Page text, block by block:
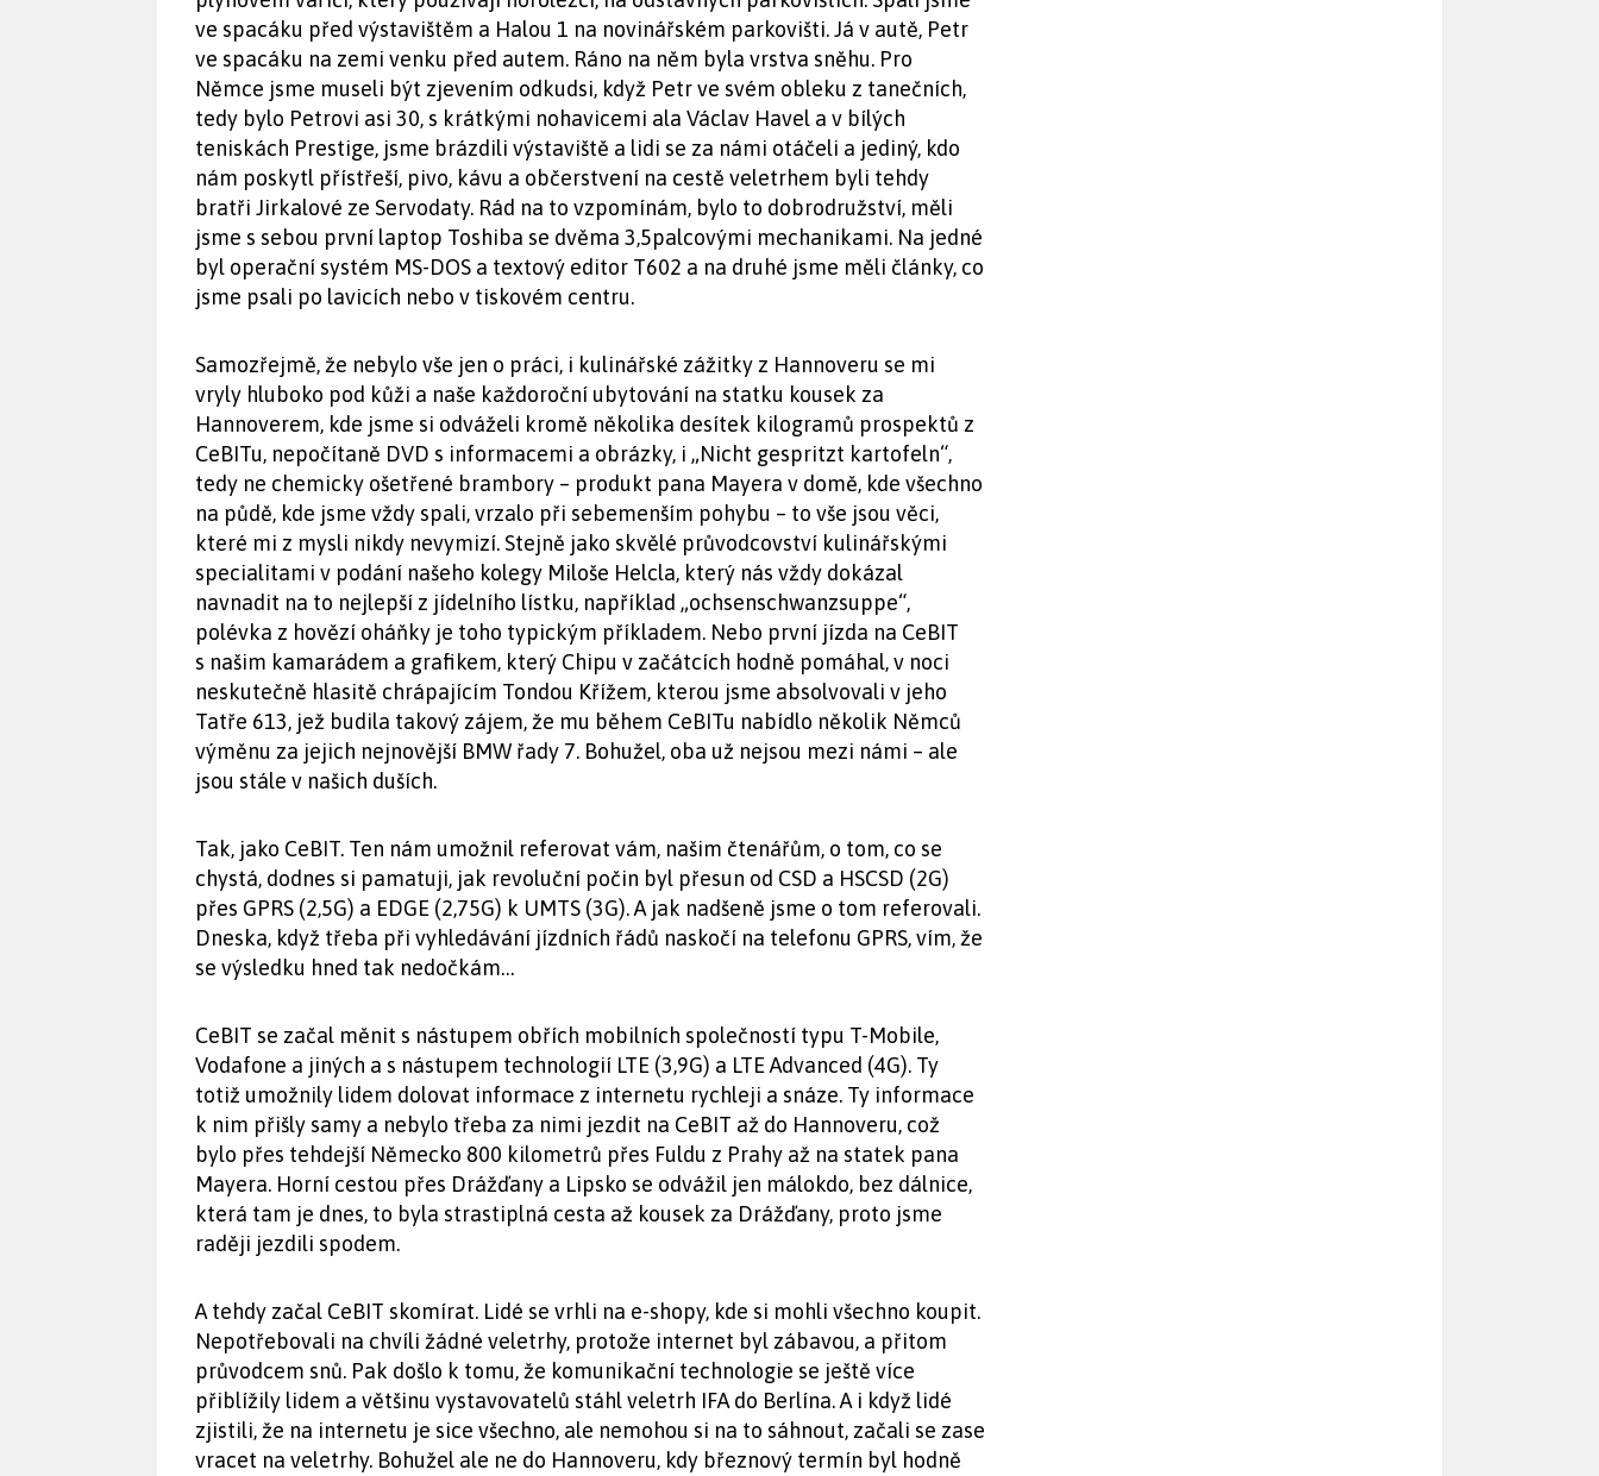
ve spacáku před výstavištěm a Halou 1 na novinářském parkovišti. Já v autě, Petr
ve spacáku na zemi venku před autem. Ráno na něm byla vrstva sněhu. Pro
Němce jsme museli být zjevením odkudsi, když Petr ve svém obleku z tanečních,
tedy bylo Petrovi asi 30, s krátkými nohavicemi ala Václav Havel a v bílých
teniskách Prestige, jsme brázdili výstaviště a lidi se za námi otáčeli a jediný, kdo
nám poskytl přístřeší, pivo, kávu a občerstvení na cestě veletrhem byli tehdy
bratři Jirkalové ze Servodaty. Rád na to vzpomínám, bylo to dobrodružství, měli
jsme s sebou první laptop Toshiba se dvěma 3,5palcovými mechanikami. Na jedné
byl operační systém MS-DOS a textový editor T602 a na druhé jsme měli články, co
jsme psali po lavicích nebo v tiskovém centru.
Samozřejmě, že nebylo vše jen o práci, i kulinářské zážitky z Hannoveru se mi
vryly hluboko pod kůži a naše každoroční ubytování na statku kousek za
Hannoverem, kde jsme si odváželi kromě několika desítek kilogramů prospektů z
CeBITu, nepočítaně DVD s informacemi a obrázky, i „Nicht gespritzt kartofeln“,
tedy ne chemicky ošetřené brambory – produkt pana Mayera v domě, kde všechno
na půdě, kde jsme vždy spali, vrzalo při sebemenším pohybu – to vše jsou věci,
které mi z mysli nikdy nevymizí. Stejně jako skvělé průvodcovství kulinářskými
specialitami v podání našeho kolegy Miloše Helcla, který nás vždy dokázal
navnadit na to nejlepší z jídelního lístku, například „ochsenschwanzsuppe“,
polévka z hovězí oháňky je toho typickým příkladem. Nebo první jízda na CeBIT
s našim kamarádem a grafikem, který Chipu v začátcích hodně pomáhal, v noci
neskutečně hlasitě chrápajícím Tondou Křížem, kterou jsme absolvovali v jeho
Tatře 613, jež budila takový zájem, že mu během CeBITu nabídlo několik Němců
výměnu za jejich nejnovější BMW řady 7. Bohužel, oba už nejsou mezi námi – ale
jsou stále v našich duších.
Tak, jako CeBIT. Ten nám umožnil referovat vám, našim čtenářům, o tom, co se
chystá, dodnes si pamatuji, jak revoluční počin byl přesun od CSD a HSCSD (2G)
přes GPRS (2,5G) a EDGE (2,75G) k UMTS (3G). A jak nadšeně jsme o tom referovali.
Dneska, když třeba při vyhledávání jízdních řádů naskočí na telefonu GPRS, vím, že
se výsledku hned tak nedočkám…
CeBIT se začal měnit s nástupem obřích mobilních společností typu T-Mobile,
Vodafone a jiných a s nástupem technologií LTE (3,9G) a LTE Advanced (4G). Ty
totiž umožnily lidem dolovat informace z internetu rychleji a snáze. Ty informace
k nim přišly samy a nebylo třeba za nimi jezdit na CeBIT až do Hannoveru, což
bylo přes tehdejší Německo 800 kilometrů přes Fuldu z Prahy až na statek pana
Mayera. Horní cestou přes Drážďany a Lipsko se odvážil jen málokdo, bez dálnice,
která tam je dnes, to byla strastiplná cesta až kousek za Drážďany, proto jsme
raději jezdili spodem.
A tehdy začal CeBIT skomírat. Lidé se vrhli na e-shopy, kde si mohli všechno koupit.
Nepotřebovali na chvíli žádné veletrhy, protože internet byl zábavou, a přitom
průvodcem snů. Pak došlo k tomu, že komunikační technologie se ještě více
přiblížily lidem a většinu vystavovatelů stáhl veletrh IFA do Berlína. A i když lidé
zjistili, že na internetu je sice všechno, ale nemohou si na to sáhnout, začali se zase
vracet na veletrhy. Bohužel ale ne do Hannoveru, kdy březnový termín byl hodně